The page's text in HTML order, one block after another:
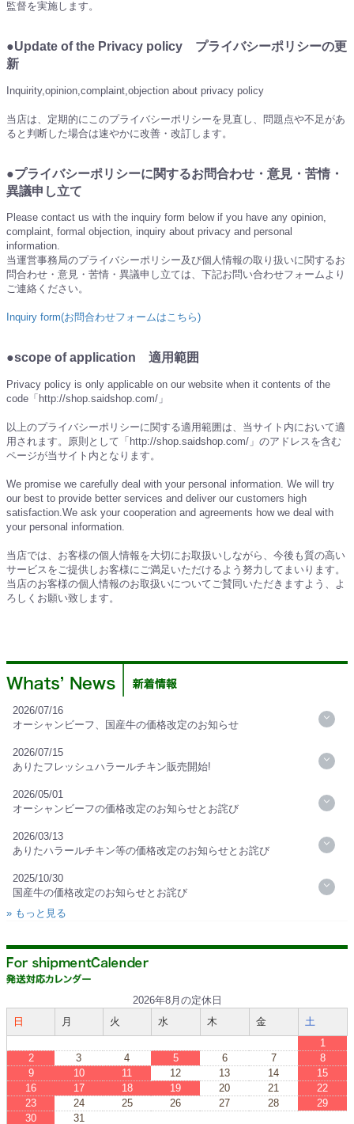
監督を実施します。
●Update of the Privacy policy プライバシーポリシーの更
新
Inquirity,opinion,complaint,objection about privacy policy
当店は、定期的にこのプライバシーポリシーを見直し、問題点や不足があ
ると判断した場合は速やかに改善・改訂します。
●プライバシーポリシーに関するお問合わせ・意見・苦情・
異議申し立て
Please contact us with the inquiry form below if you have any opinion,
complaint, formal objection, inquiry about privacy and personal
information.
当運営事務局のプライバシーポリシー及び個人情報の取り扱いに関するお
問合わせ・意見・苦情・異議申し立ては、下記お問い合わせフォームより
ご連絡ください。
Inquiry form(お問合わせフォームはこちら)
●scope of application 適用範囲
Privacy policy is only applicable on our website when it contents of the
code「http://shop.saidshop.com/」
以上のプライバシーポリシーに関する適用範囲は、当サイト内において適
用されます。原則として「http://shop.saidshop.com/」のアドレスを含む
ページが当サイト内となります。
We promise we carefully deal with your personal information. We will try
our best to provide better services and deliver our customers high
satisfaction.We ask your cooperation and agreements how we deal with
your personal information.
当店では、お客様の個人情報を大切にお取扱いしながら、今後も質の高い
サービスをご提供しお客様にご満足いただけるよう努力してまいります。
当店のお客様の個人情報のお取扱いについてご賛同いただきますよう、よ
ろしくお願い致します。
2026/07/16
オーシャンビーフ、国産牛の価格改定のお知らせ
2026/07/15
ありたフレッシュハラールチキン販売開始!
2026/05/01
オーシャンビーフの価格改定のお知らせとお詫び
2026/03/13
ありたハラールチキン等の価格改定のお知らせとお詫び
2025/10/30
国産牛の価格改定のお知らせとお詫び
» もっと見る
2026年8月の定休日
日
月 火 水 木 金
土
1
2
3 4 5 6 7
8
9
10 11 12 13 14
15
16
17 18 19 20 21
22
23
24 25 26 27 28
29
30
31